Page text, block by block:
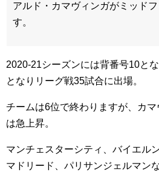
アルド・カマヴィンガがミッド
す。
2020-21シーズンには背番号10と
となりリーグ戦35試合に出場。
チームは6位で終わりますが、カ
は急上昇。
マンチェスターシティ、バイエル
マドリード、パリサンジェルマン